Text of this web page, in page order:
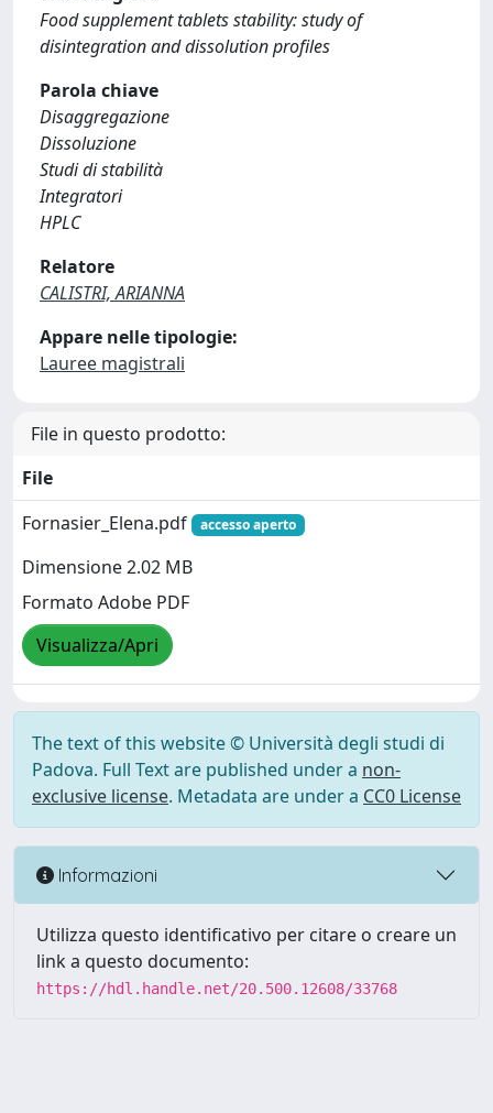
Food supplement tablets stability: study of
disintegration and dissolution profiles
Parola chiave
Disaggregazione
Dissoluzione
Studi di stabilità
Integratori
HPLC
Relatore
CALISTRI, ARIANNA
Appare nelle tipologie:
Lauree magistrali
File in questo prodotto:
File
Fornasier_Elena.pdf
accesso aperto
Dimensione 2.02 MB
Formato Adobe PDF
Visualizza/Apri
The text of this website © Università degli studi di
Padova. Full Text are published under a non-
exclusive license. Metadata are under a CC0 License
Informazioni
Utilizza questo identificativo per citare o creare un
link a questo documento:
https://hdl.handle.net/20.500.12608/33768